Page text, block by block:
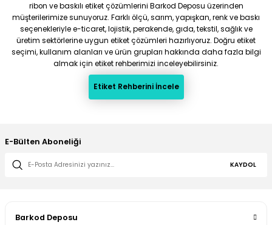
ribon ve baskılı etiket çözümlerini Barkod Deposu üzerinden
müşterilerimize sunuyoruz. Farklı ölçü, sarım, yapışkan, renk ve baskı
seçenekleriyle e-ticaret, lojistik, perakende, gıda, tekstil, sağlık ve
üretim sektörlerine uygun etiket çözümleri hazırlıyoruz. Doğru etiket
seçimi, kullanım alanları ve ürün grupları hakkında daha fazla bilgi
almak için etiket rehberimizi inceleyebilirsiniz.
Etiket Rehberini İncele
E-Bülten Aboneliği
KAYDOL
Barkod Deposu